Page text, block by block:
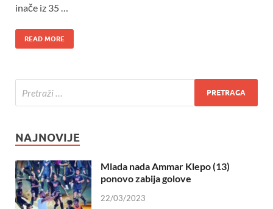
inače iz 35 …
READ MORE
NAJNOVIJE
Mlada nada Ammar Klepo (13)
ponovo zabija golove
22/03/2023